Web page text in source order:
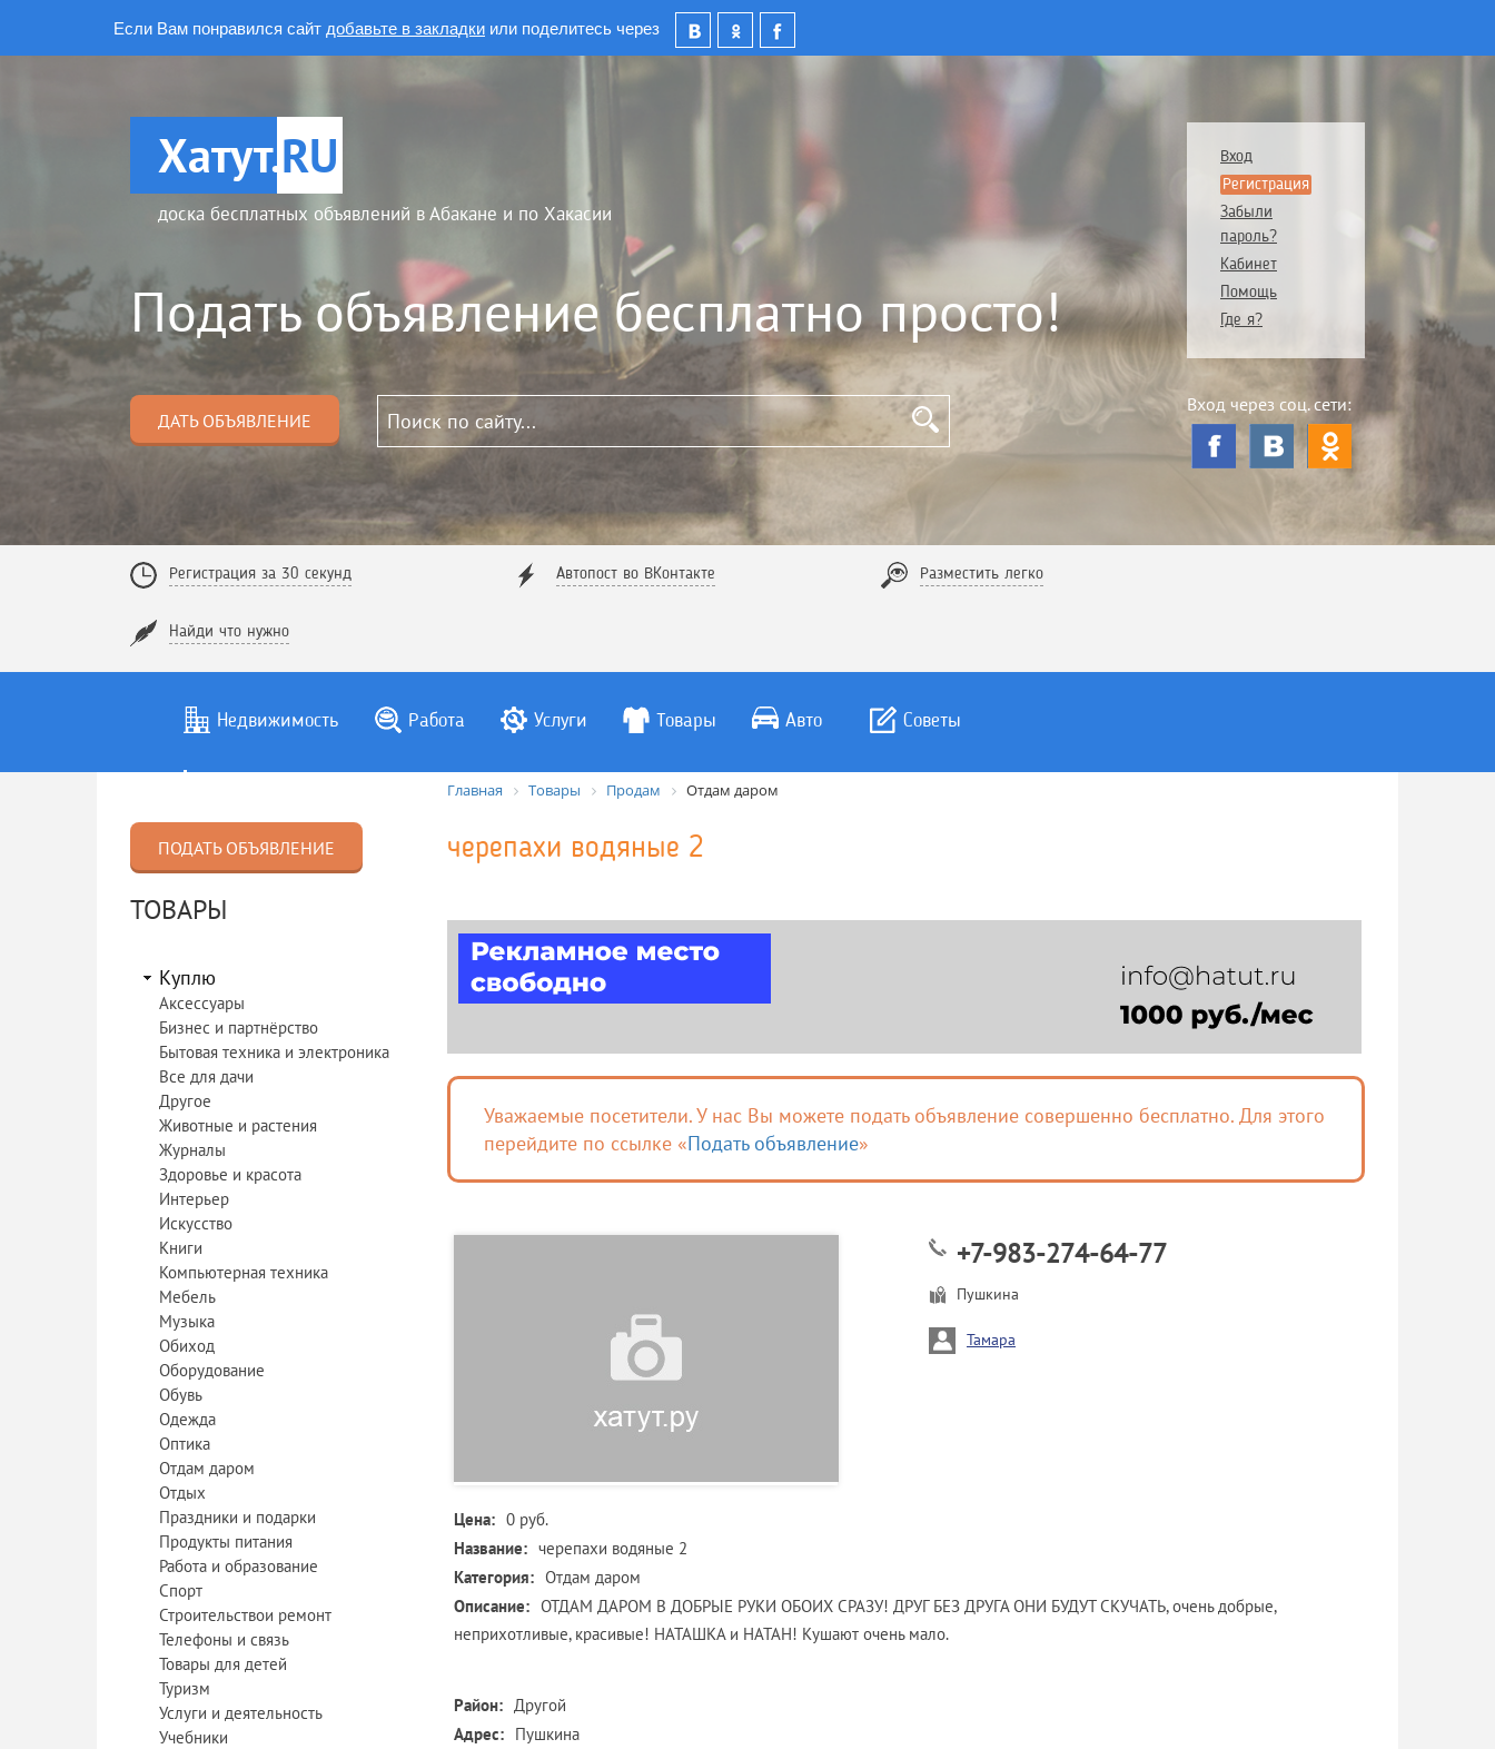
Если Вам понравился сайт добавьте в закладки или поделитесь через
Хатут.RU
доска бесплатных объявлений в Абакане и по Хакасии
Подать объявление бесплатно просто!
ДАТЬ ОБЪЯВЛЕНИЕ
Вход
Регистрация
Забыли
пароль?
Кабинет
Помощь
Где я?
Вход через соц. сети:
Регистрация за 30 секунд Автопост во ВКонтакте Разместить легко
Найди что нужно
Недвижимость Работа Услуги Товары Авто Советы
ПОДАТЬ ОБЪЯВЛЕНИЕ
ТОВАРЫ
Куплю
Аксессуары
Бизнес и партнёрство
Бытовая техника и электроника
Все для дачи
Другое
Животные и растения
Журналы
Здоровье и красота
Интерьер
Искусство
Книги
Компьютерная техника
Мебель
Музыка
Обиход
Оборудование
Обувь
Одежда
Оптика
Отдам даром
Отдых
Праздники и подарки
Продукты питания
Работа и образование
Спорт
Строительствои ремонт
Телефоны и связь
Товары для детей
Туризм
Услуги и деятельность
Учебники
Главная Товары Продам Отдам даром
черепахи водяные 2
Уважаемые посетители. У нас Вы можете подать объявление совершенно бесплатно. Для этого
перейдите по ссылке «Подать объявление»
+7-983-274-64-77
Пушкина
Тамара
Цена: 0 руб.
Название: черепахи водяные 2
Категория: Отдам даром
Описание: ОТДАМ ДАРОМ В ДОБРЫЕ РУКИ ОБОИХ СРАЗУ! ДРУГ БЕЗ ДРУГА ОНИ БУДУТ СКУЧАТЬ, очень добрые,
неприхотливые, красивые! НАТАШКА и НАТАН! Кушают очень мало.
Район: Другой
Адрес: Пушкина